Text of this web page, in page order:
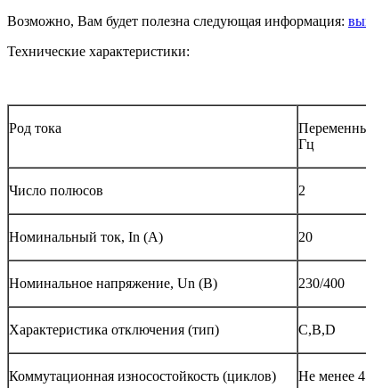
Возможно, Вам будет полезна следующая информация:
Технические характеристики:
Род тока
Гц
Число полюсов 2
Номинальный ток, In (A) 20
Номинальное напряжение, Un (В) 230/400
Характеристика отключения (тип) С,В,D
Коммутационная износостойкость (циклов) Не менее